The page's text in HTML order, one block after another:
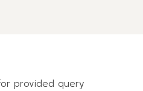
provided query